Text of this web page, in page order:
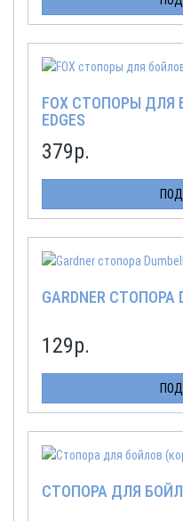
FOX СТОПОРЫ ДЛЯ
EDGES
379р.
GARDNER
129р.
СТОПОРА ДЛЯ